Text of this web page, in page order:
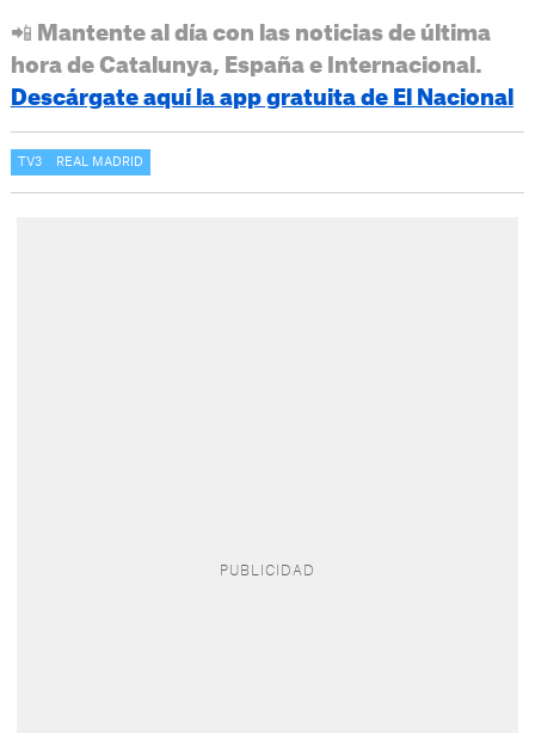
📲 Mantente al día con las noticias de última
hora de Catalunya, España e Internacional.
Descárgate aquí la app gratuita de El Nacional
TV3 REAL MADRID